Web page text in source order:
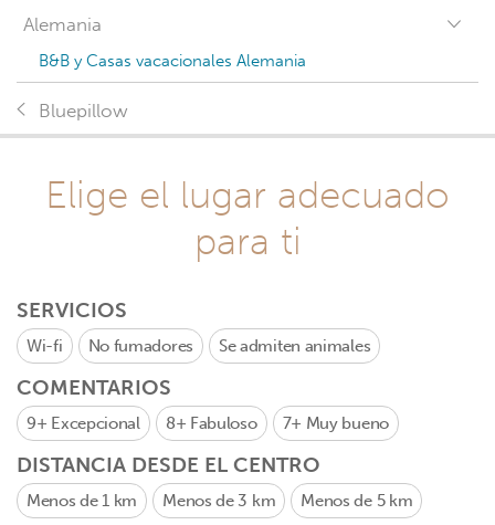
Alemania
B&B y Casas vacacionales Alemania
Bluepillow
Elige el lugar adecuado
para ti
SERVICIOS
Wi-fi No fumadores Se admiten animales
COMENTARIOS
9+ Excepcional 8+ Fabuloso 7+ Muy bueno
DISTANCIA DESDE EL CENTRO
Menos de 1 km Menos de 3 km Menos de 5 km